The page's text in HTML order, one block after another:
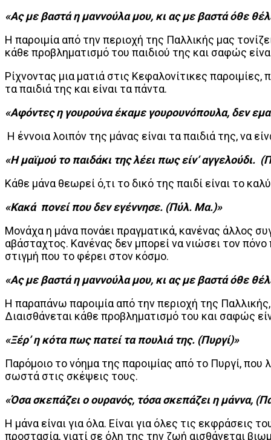
«Ας με βαστά η μαννούλα μου, κι ας με βαστά όθε
Η παροιμία από την περιοχή της Παλλικής μας
κάθε προβληματισμό του παιδιού της και σαφώς
Ρίχνοντας μια ματιά στις Κεφαλονίτικες
τα παιδιά της και είναι τα πάντα.
«Αφόντες η γουρούνα έκαμε γουρουνόπουλα, δεν
Η έννοια λοιπόν της μάνας είναι τα παιδιά της, να
«Η μαϊμού το παιδάκι της λέει πως είν’ αγγελούδι.
Κάθε μάνα θεωρεί ό,τι το δικό της παιδί είναι το
«Κακά πονεί που δεν εγέννησε. (Πύλ. Μα.)»
Μονάχα η μάνα πονάει πραγματικά, κανένας άλλος
αβάσταχτος. Κανένας δεν μπορεί να νιώσει τον πόνο
στιγμή που το φέρει στον κόσμο.
«Ας με βαστά η μαννούλα μου, κι ας με βαστά όθε
Η παραπάνω παροιμία από την περιοχή της
Διαισθάνεται κάθε προβληματισμό του και σαφώς
«Ξέρ’ η κότα πως πατεί τα πουλιά της. (Πυργί)»
Παρόμοιο το νόημα της παροιμίας από το Πυργί,
σωστά στις σκέψεις τους.
«Όσα σκεπάζει ο ουρανός, τόσα σκεπάζει η μάννα,
Η μάνα είναι για όλα. Είναι για όλες τις εκφράσεις
προστασία, γιατί σε όλη της την ζωή αισθάνεται